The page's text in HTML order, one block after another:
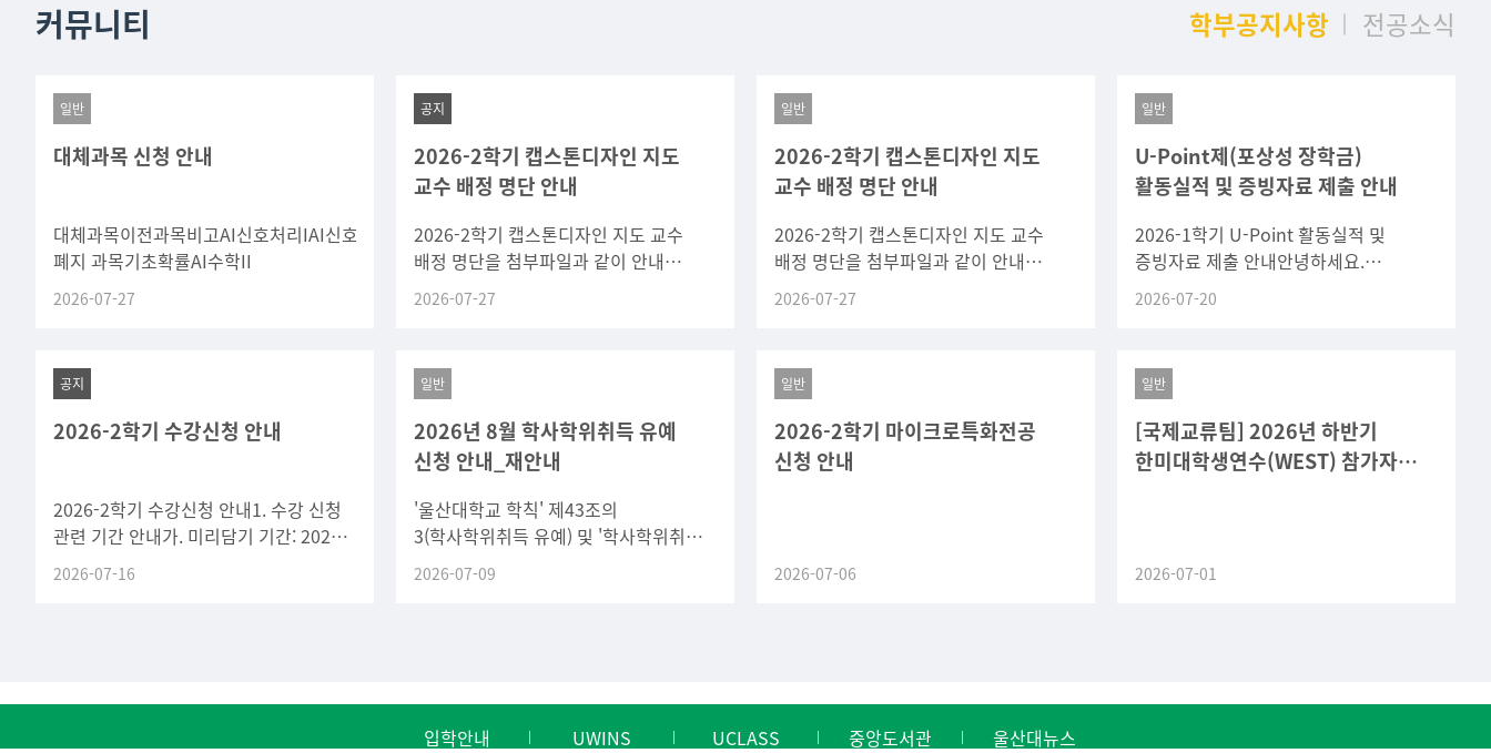
커뮤니티 학부공지사항 전공소식
일반
대체과목 신청 안내
대체과목이전과목비고AI신호처리IAI신호처리AI수치해석
폐지 과목기초확률AI수학II
2026-07-27
공지
2026-2학기 캡스톤디자인 지도
교수 배정 명단 안내
2026-2학기 캡스톤디자인 지도 교수
배정 명단을 첨부파일과 같이 안내
드립니다.확인 후 수강 신청 시 배정된
지도 교수님에 맞게 신청하기 바랍니다.
2026-07-27
일반
2026-2학기 캡스톤디자인 지도
교수 배정 명단 안내
2026-2학기 캡스톤디자인 지도 교수
배정 명단을 첨부파일과 같이 안내
드립니다.확인 후 수강 신청 시 배정된
지도 교수님에 맞게 신청하기 바랍니다.
2026-07-27
일반
U-Point제(포상성 장학금)
활동실적 및 증빙자료 제출 안내
2026-1학기 U-Point 활동실적 및
증빙자료 제출 안내안녕하세요.
SW중심대학사업단입니다.2026-1학기
U-Point 활동실적 확인을 위해 아래와
2026-07-20
공지
2026-2학기 수강신청 안내
2026-2학기 수강신청 안내1. 수강 신청
관련 기간 안내가. 미리담기 기간: 2026.
7. 27.(월) 10:00 ~ 7. 28.(화)
22:00(2일간)
2026-07-16
일반
2026년 8월 학사학위취득 유예
신청 안내_재안내
'울산대학교 학칙' 제43조의
3(학사학위취득 유예) 및 '학사학위취득
유예 운영 규정'에 의거하여, 2026년 8월
졸업가능자의 학사학위취득 유예 신청을
2026-07-09
일반
2026-2학기 마이크로특화전공
신청 안내
2026-07-06
일반
[국제교류팀] 2026년 하반기
한미대학생연수(WEST) 참가자
2026-07-01
입학안내 UWINS UCLASS 중앙도서관 울산대뉴스